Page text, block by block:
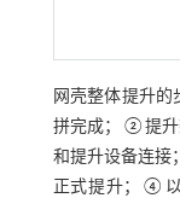
网壳整体提升的
拼完成；②提升
和提升设备连
正式提升；④以